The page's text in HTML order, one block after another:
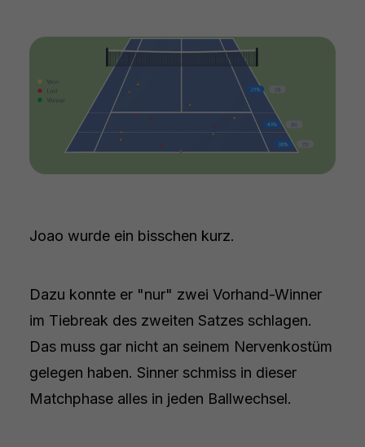
Joao wurde ein bisschen kurz.
Dazu konnte er "nur" zwei Vorhand-Winner
im Tiebreak des zweiten Satzes schlagen.
Das muss gar nicht an seinem Nervenkostüm
gelegen haben. Sinner schmiss in dieser
Matchphase alles in jeden Ballwechsel.